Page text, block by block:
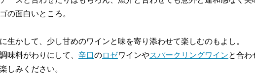
の面白いところ。
生かして、少し甘めのワインと味を寄り添わせて楽しむのもよし。
味料がわりにして、 辛口のロゼワインやスパークリングワインと合わ
しみください。